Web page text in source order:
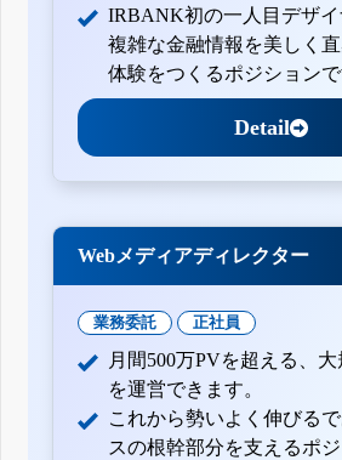
IRBANK初の一人目デザイ
複雑な金融情報を美しく
体験をつくるポジションで
Detail
Webメディアディレクター
業務委託 正社員
月間500万PVを超える、
を運営できます。
これから勢いよく伸びる
スの根幹部分を支えるポジ